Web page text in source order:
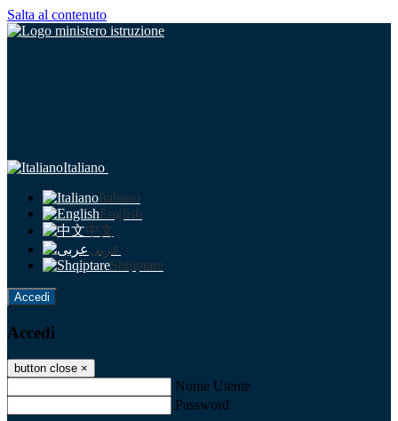
Salta al contenuto
Italiano
Italiano
English
中文
عربى
Shqiptare
Accedi
Accedi
button close ×
Nome Utente
Password